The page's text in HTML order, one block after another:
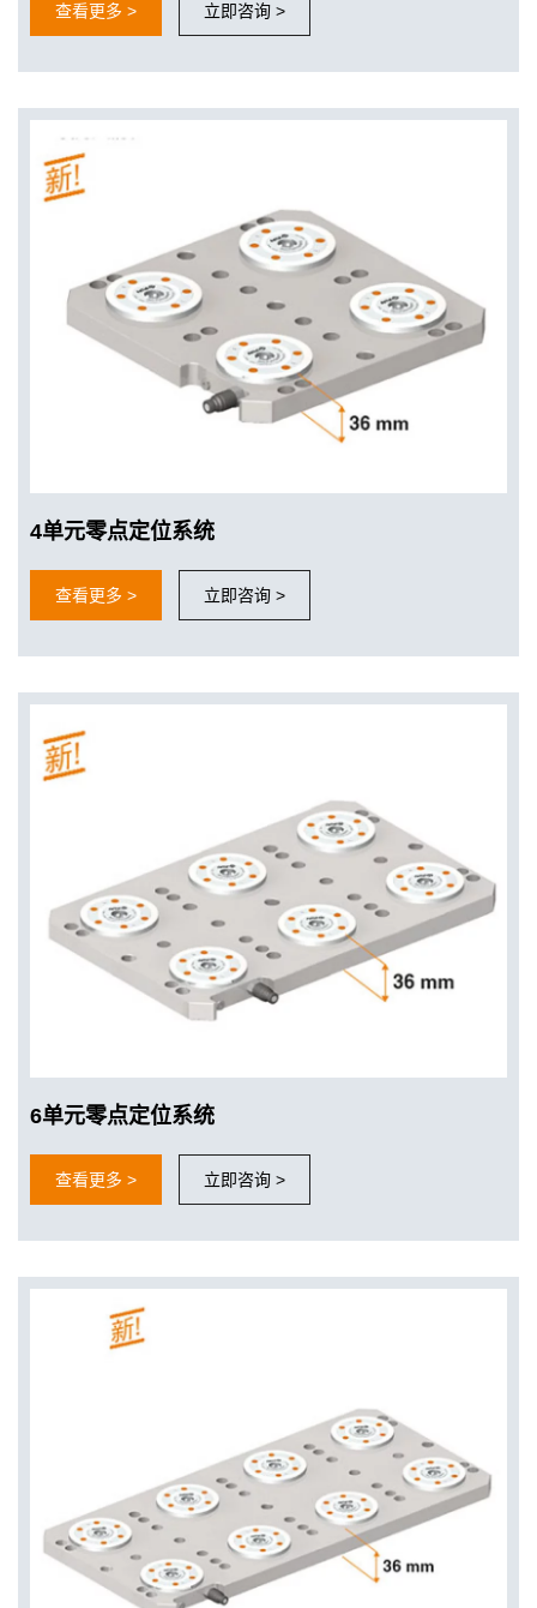
查看更多 > 立即咨询 >
4单元零点定位系统
查看更多 > 立即咨询 >
6单元零点定位系统
查看更多 > 立即咨询 >